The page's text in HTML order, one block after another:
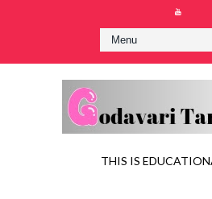
THIS IS